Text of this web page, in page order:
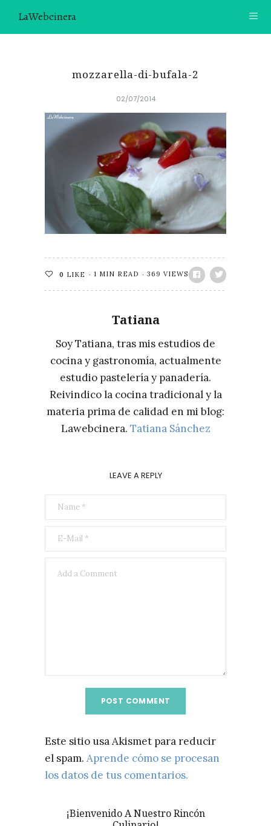
LaWebcinera
CONTACTO
SOBRE MÍ
¿TE GUSTARÍA UNIRTE A NUESTRA AVENTURA GASTRON
ÚNETE A LA NEWSLETTER
RECOMENDACIONES
mozzarella-di-bufala-2
02/07/2014
0 LIKE 1 MIN READ 369 VIEWS
Tatiana
Soy Tatiana, tras mis estudios de
cocina y gastronomía, actualmente
estudio pastelería y panadería.
Reivindico la cocina tradicional y la
materia prima de calidad en mi blog:
Lawebcinera. Tatiana Sánchez
LEAVE A REPLY
Este sitio usa Akismet para reducir
el spam. Aprende cómo se procesan
los datos de tus comentarios.
¡Bienvenido A Nuestro Rincón